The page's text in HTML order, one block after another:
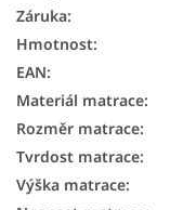
Záruka:
Hmotnost:
EAN:
Materiál matrace:
Rozměr matrace:
Tvrdost matrace:
Výška matrace: